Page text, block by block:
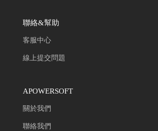
聯絡&幫助
客服中心
線上提交問題
APOWERSOFT
關於我們
聯絡我們